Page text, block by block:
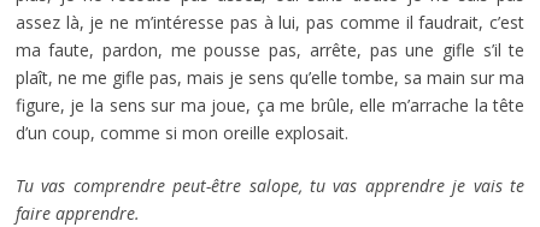
assez là, je ne m’intéresse pas à lui, pas comme il faudrait, c’est
ma faute, pardon, me pousse pas, arrête, pas une gifle s’il te
plaît, ne me gifle pas, mais je sens qu’elle tombe, sa main sur ma
figure, je la sens sur ma joue, ça me brûle, elle m’arrache la tête
d’un coup, comme si mon oreille explosait.
Tu vas comprendre peut-être salope, tu vas apprendre je vais te
faire apprendre.